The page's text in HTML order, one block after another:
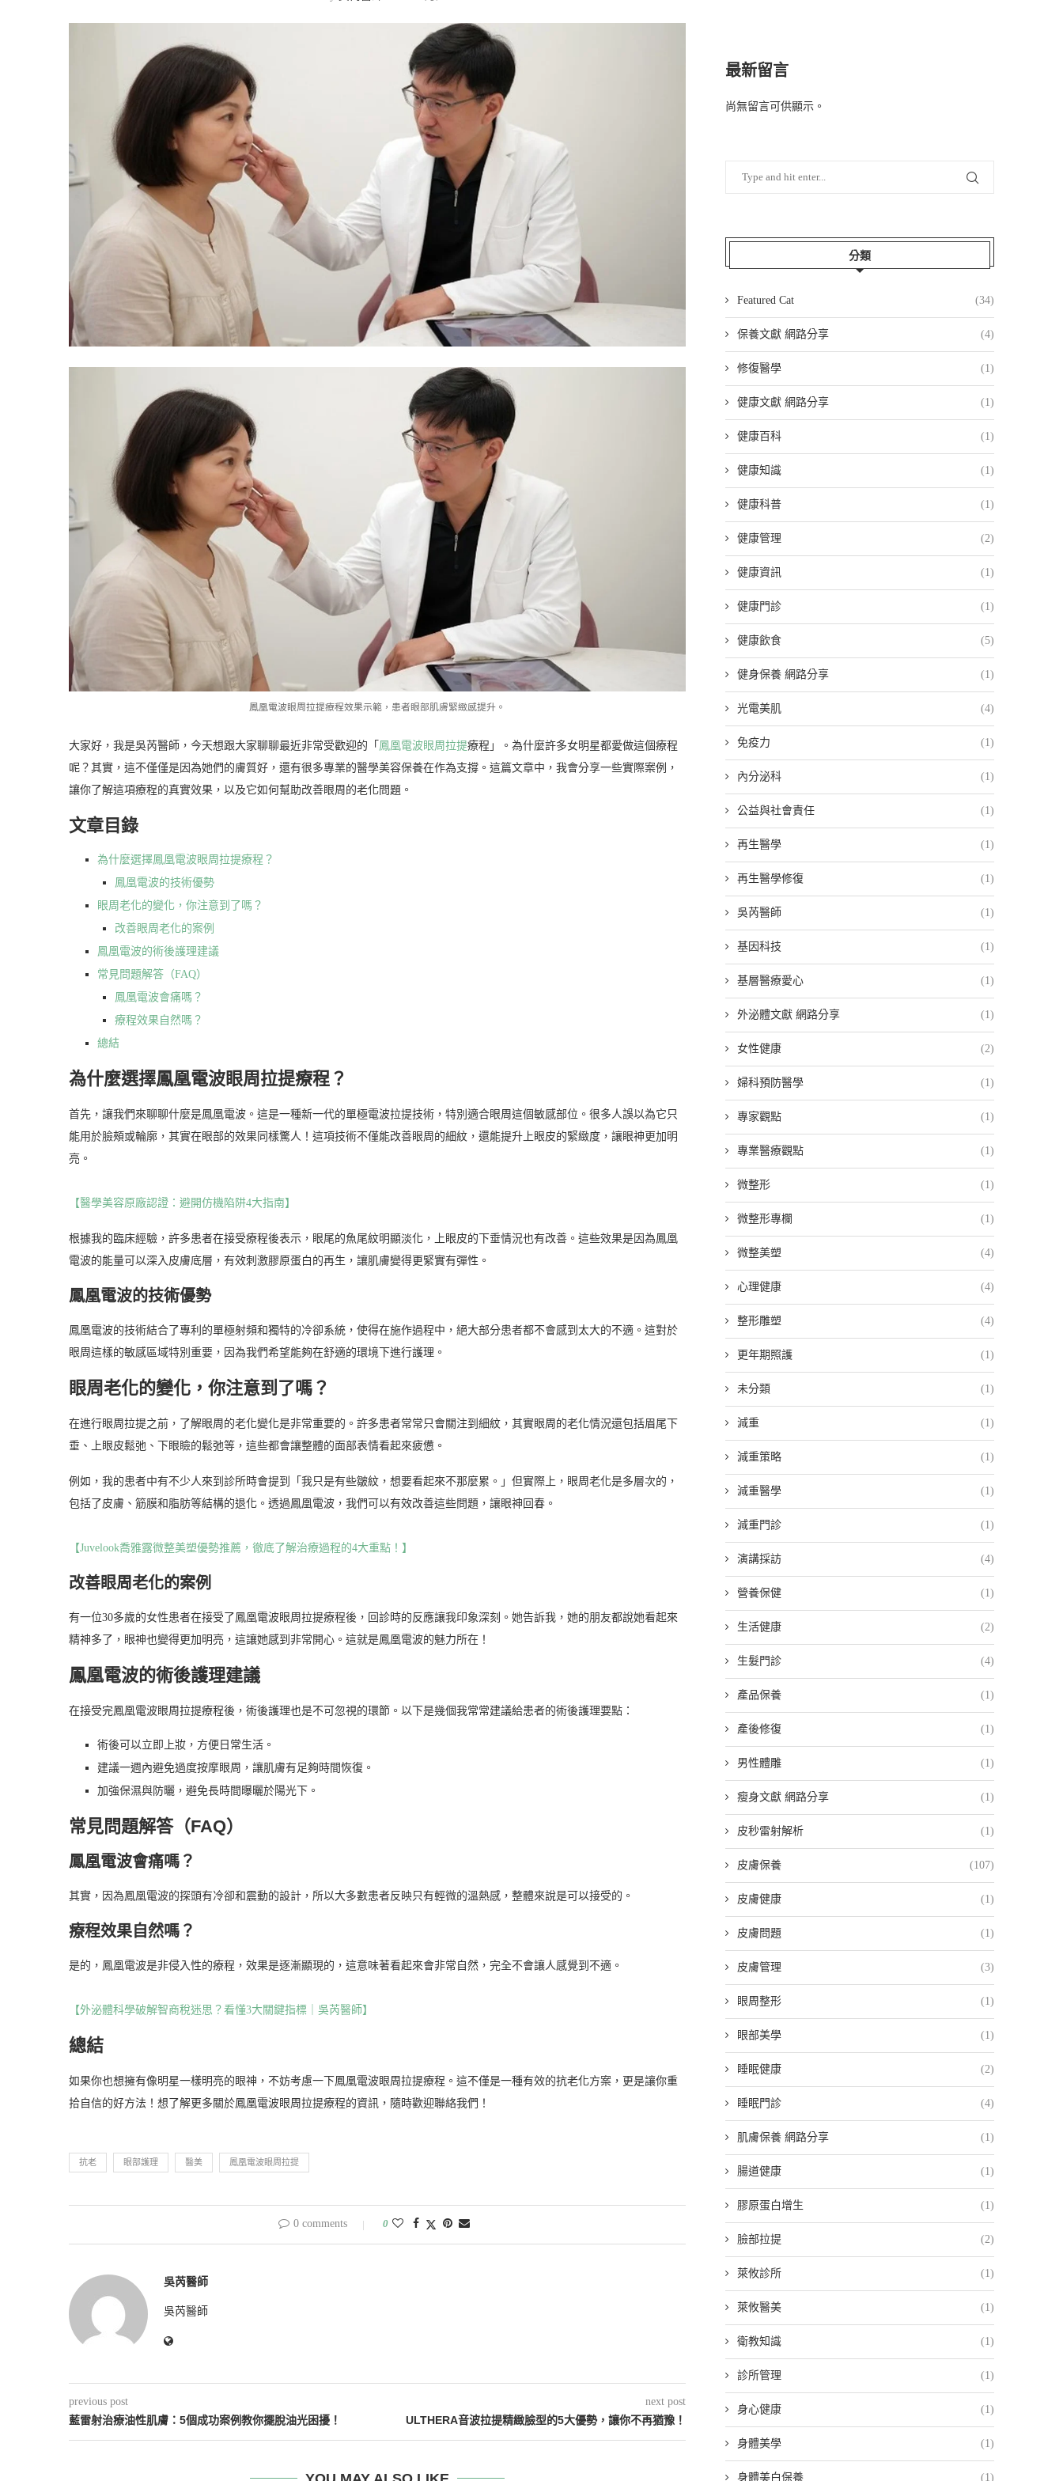
鳳凰電波眼周拉提療程效果示範，患者眼部肌膚緊緻感提升。
大家好，我是吳芮醫師，今天想跟大家聊聊最近非常受歡迎的「 鳳凰電波眼周拉提療程」。為什麼許多女明星都愛做這個療程
呢？其實，這不僅僅是因為她們的膚質好，還有很多專業的醫學美容保養在作為支撐。這篇文章中，我會分享一些實際案例，
讓你了解這項療程的真實效果，以及它如何幫助改善眼周的老化問題。
文章目錄
為什麼選擇鳳凰電波眼周拉提療程？
鳳凰電波的技術優勢
眼周老化的變化，你注意到了嗎？
改善眼周老化的案例
鳳凰電波的術後護理建議
常見問題解答（FAQ）
鳳凰電波會痛嗎？
療程效果自然嗎？
總結
為什麼選擇鳳凰電波眼周拉提療程？
首先，讓我們來聊聊什麼是鳳凰電波。這是一種新一代的單極電波拉提技術，特別適合眼周這個敏感部位。很多人誤以為它只
能用於臉頰或輪廓，其實在眼部的效果同樣驚人！這項技術不僅能改善眼周的細紋，還能提升上眼皮的緊緻度，讓眼神更加明
亮。
【醫學美容原廠認證：避開仿機陷阱4大指南】
根據我的臨床經驗，許多患者在接受療程後表示，眼尾的魚尾紋明顯淡化，上眼皮的下垂情況也有改善。這些效果是因為鳳凰
電波的能量可以深入皮膚底層，有效刺激膠原蛋白的再生，讓肌膚變得更緊實有彈性。
鳳凰電波的技術優勢
鳳凰電波的技術結合了專利的單極射頻和獨特的冷卻系統，使得在施作過程中，絕大部分患者都不會感到太大的不適。這對於
眼周這樣的敏感區域特別重要，因為我們希望能夠在舒適的環境下進行護理。
眼周老化的變化，你注意到了嗎？
在進行眼周拉提之前，了解眼周的老化變化是非常重要的。許多患者常常只會關注到細紋，其實眼周的老化情況還包括眉尾下
垂、上眼皮鬆弛、下眼瞼的鬆弛等，這些都會讓整體的面部表情看起來疲憊。
例如，我的患者中有不少人來到診所時會提到「我只是有些皺紋，想要看起來不那麼累。」但實際上，眼周老化是多層次的，
包括了皮膚、筋膜和脂肪等結構的退化。透過鳳凰電波，我們可以有效改善這些問題，讓眼神回春。
【Juvelook喬雅露微整美塑優勢推薦，徹底了解治療過程的4大重點！】
改善眼周老化的案例
有一位30多歲的女性患者在接受了鳳凰電波眼周拉提療程後，回診時的反應讓我印象深刻。她告訴我，她的朋友都說她看起來
精神多了，眼神也變得更加明亮，這讓她感到非常開心。這就是鳳凰電波的魅力所在！
鳳凰電波的術後護理建議
在接受完鳳凰電波眼周拉提療程後，術後護理也是不可忽視的環節。以下是幾個我常常建議給患者的術後護理要點：
術後可以立即上妝，方便日常生活。
建議一週內避免過度按摩眼周，讓肌膚有足夠時間恢復。
加強保濕與防曬，避免長時間曝曬於陽光下。
常見問題解答（FAQ）
鳳凰電波會痛嗎？
其實，因為鳳凰電波的探頭有冷卻和震動的設計，所以大多數患者反映只有輕微的溫熱感，整體來說是可以接受的。
療程效果自然嗎？
是的，鳳凰電波是非侵入性的療程，效果是逐漸顯現的，這意味著看起來會非常自然，完全不會讓人感覺到不適。
【外泌體科學破解智商稅迷思？看懂3大關鍵指標｜吳芮醫師】
總結
如果你也想擁有像明星一樣明亮的眼神，不妨考慮一下鳳凰電波眼周拉提療程。這不僅是一種有效的抗老化方案，更是讓你重
拾自信的好方法！想了解更多關於鳳凰電波眼周拉提療程的資訊，隨時歡迎聯絡我們！
抗老 眼部護理 醫美 鳳凰電波眼周拉提
0 comments 0
吳芮醫師
吳芮醫師
previous post
藍雷射治療油性肌膚：5個成功案例教你擺脫油光困擾！
next post
ULTHERA音波拉提精緻臉型的5大優勢，讓你不再猶豫！
最新留言
尚無留言可供顯示。
分類
Featured Cat (34)
保養文獻 網路分享 (4)
修復醫學 (1)
健康文獻 網路分享 (1)
健康百科 (1)
健康知識 (1)
健康科普 (1)
健康管理 (2)
健康資訊 (1)
健康門診 (1)
健康飲食 (5)
健身保養 網路分享 (1)
光電美肌 (4)
免疫力 (1)
內分泌科 (1)
公益與社會責任 (1)
再生醫學 (1)
再生醫學修復 (1)
吳芮醫師 (1)
基因科技 (1)
基層醫療愛心 (1)
外泌體文獻 網路分享 (1)
女性健康 (2)
婦科預防醫學 (1)
專家觀點 (1)
專業醫療觀點 (1)
微整形 (1)
微整形專欄 (1)
微整美塑 (4)
心理健康 (4)
整形雕塑 (4)
更年期照護 (1)
未分類 (1)
減重 (1)
減重策略 (1)
減重醫學 (1)
減重門診 (1)
演講採訪 (4)
營養保健 (1)
生活健康 (2)
生髮門診 (4)
產品保養 (1)
產後修復 (1)
男性體雕 (1)
瘦身文獻 網路分享 (1)
皮秒雷射解析 (1)
皮膚保養 (107)
皮膚健康 (1)
皮膚問題 (1)
皮膚管理 (3)
眼周整形 (1)
眼部美學 (1)
睡眠健康 (2)
睡眠門診 (4)
肌膚保養 網路分享 (1)
腸道健康 (1)
膠原蛋白增生 (1)
臉部拉提 (2)
萊攸診所 (1)
萊攸醫美 (1)
衛教知識 (1)
診所管理 (1)
身心健康 (1)
身體美學 (1)
身體美白保養 (1)